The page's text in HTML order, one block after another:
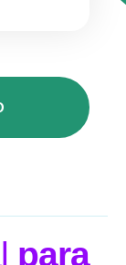
para